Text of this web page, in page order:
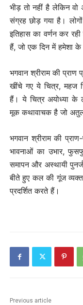
भीड़ तो नहीं है लेकिन
संग्रह छोड़ गया है।
इतिहास का वर्णन कर
हैं, जो एक दिन में हमेशा के
भगवान श्रीराम की प्राण
खींचे गए ये चित्र, महज
हैं। ये चित्र अयोध्या के
मूक कथावाचक है जो
भगवान श्रीराम की
भावनाओं का उभार,
समापन और अस्थायी
बीते हुए कल की गूंज
प्रदर्शित करते हैं।
Previous article